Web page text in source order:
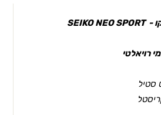
-
SEIKO NEO SPORT
רויאלטי
סטיל